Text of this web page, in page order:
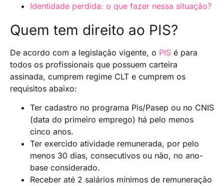
Identidade perdida: o que fazer nessa situação?
Quem tem direito ao PIS?
De acordo com a legislação vigente, o PIS é para
todos os profissionais que possuem carteira
assinada, cumprem regime CLT e cumprem os
requisitos abaixo:
Ter cadastro no programa Pis/Pasep ou no CNIS
(data do primeiro emprego) há pelo menos
cinco anos.
Ter exercido atividade remunerada, por pelo
menos 30 dias, consecutivos ou não, no ano-
base considerado.
Receber até 2 salários mínimos de remuneração